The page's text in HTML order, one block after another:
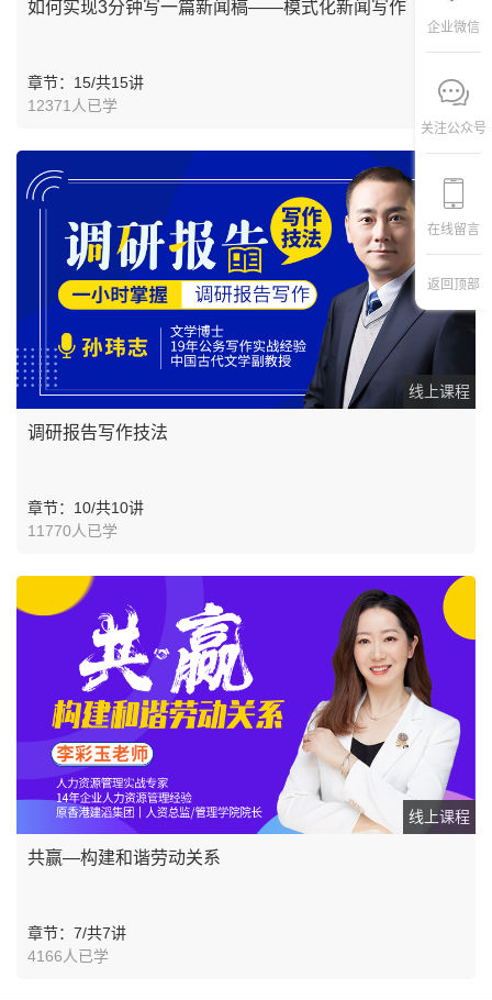
如何实现3分钟写一篇新闻稿——模式化新闻写作
章节：15/共15讲
12371人已学
线上课程
调研报告写作技法
章节：10/共10讲
11770人已学
线上课程
共赢—构建和谐劳动关系
章节：7/共7讲
4166人已学
企业微信
关注公众号
在线留言
返回顶部